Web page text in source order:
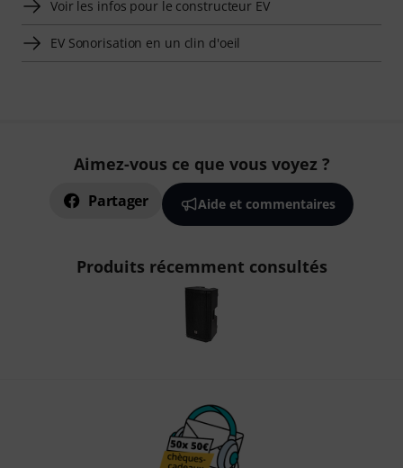
Voir les infos pour le constructeur EV
EV Sonorisation en un clin d'oeil
Aimez-vous ce que vous voyez ?
Partager Aide et commentaires
Produits récemment consultés